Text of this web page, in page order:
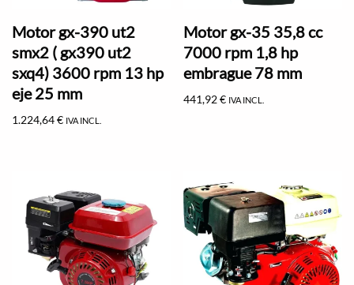
Motor gx-390 ut2
smx2 ( gx390 ut2
sxq4) 3600 rpm 13 hp
eje 25 mm
1.224,64€ IVA INCL.
Motor gx-35 35,8 cc
7000 rpm 1,8 hp
embrague 78 mm
441,92€ IVA INCL.